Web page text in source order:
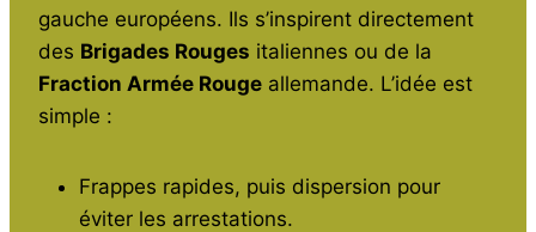
gauche européens. Ils s’inspirent directement
des Brigades Rouges italiennes ou de la
Fraction Armée Rouge allemande. L’idée est
simple :
Frappes rapides, puis dispersion pour
éviter les arrestations.